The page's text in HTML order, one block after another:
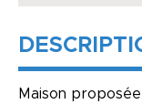
Maison